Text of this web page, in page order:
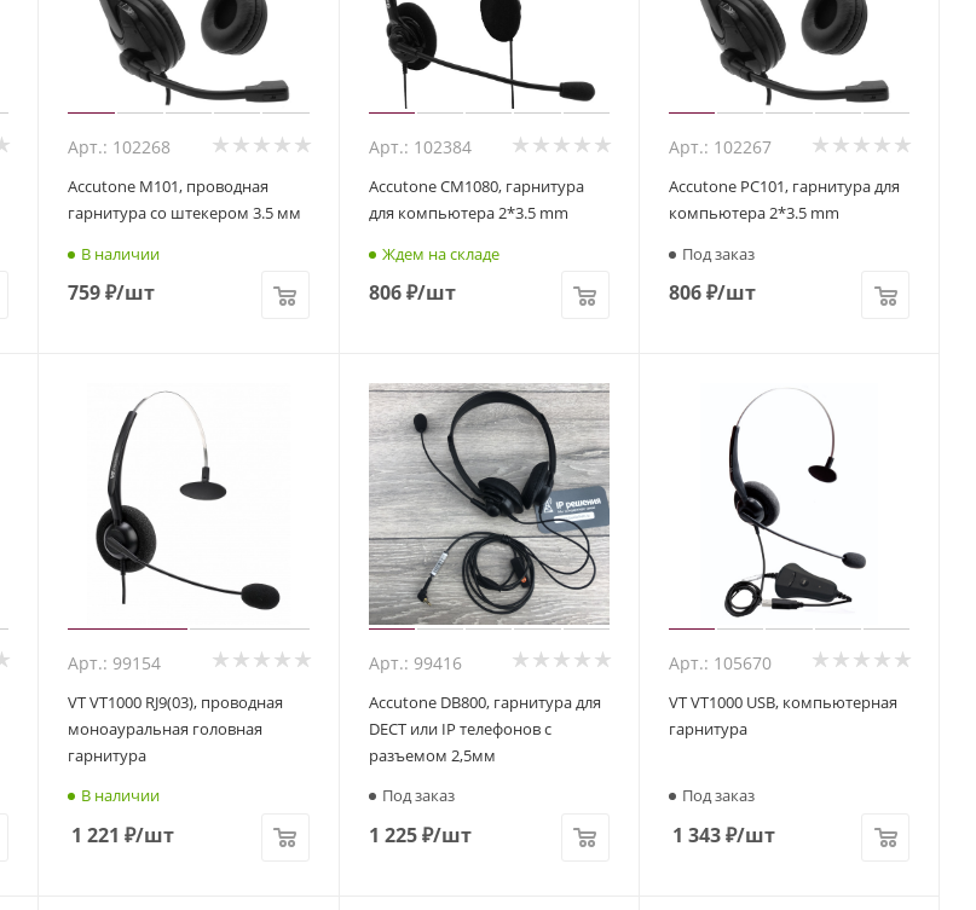
Арт.: 102268
Accutone M101, проводная
гарнитура со штекером 3.5 мм
В наличии
759₽/шт
Арт.: 102384
Accutone CM1080, гарнитура
для компьютера 2*3.5 mm
Ждем на складе
806₽/шт
Арт.: 102267
Accutone PC101, гарнитура для
компьютера 2*3.5 mm
Под заказ
806₽/шт
Арт.: 99154
VT VT1000 RJ9(03), проводная
моноауральная головная
гарнитура
В наличии
1 221 ₽/шт
Арт.: 99416
Accutone DB800, гарнитура для
DECT или IP телефонов с
разъемом 2,5мм
Под заказ
1 225₽/шт
Арт.: 105670
VT VT1000 USB, компьютерная
гарнитура
Под заказ
1 343₽/шт